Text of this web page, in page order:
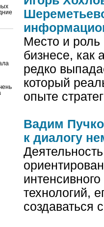
Место и
бизнесе, как
редко
который
опыте
Вадим
к диалогу
технологий,
создаваться